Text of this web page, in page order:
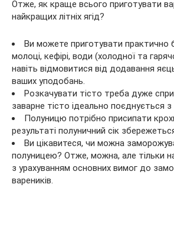
Отже, як краще всього приготувати
найкращих літніх ягід?
Ви можете приготувати практично
молоці, кефірі, води (холодної та
навіть відмовитися від додавання
ваших уподобань.
Розкачувати тісто треба дуже
заварне тісто ідеально поєднується
Полуницю потрібно присипати
результаті полуничний сік
Ви цікавитеся, чи можна
полуницею? Отже, можна, але тільки на
з урахуванням основних вимог до
вареників.